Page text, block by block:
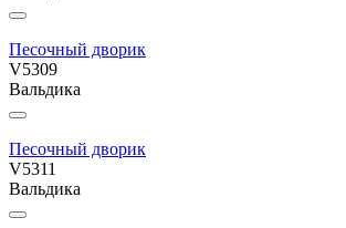
Песочный дворик
V5309
Вальдика
Песочный дворик
V5311
Вальдика